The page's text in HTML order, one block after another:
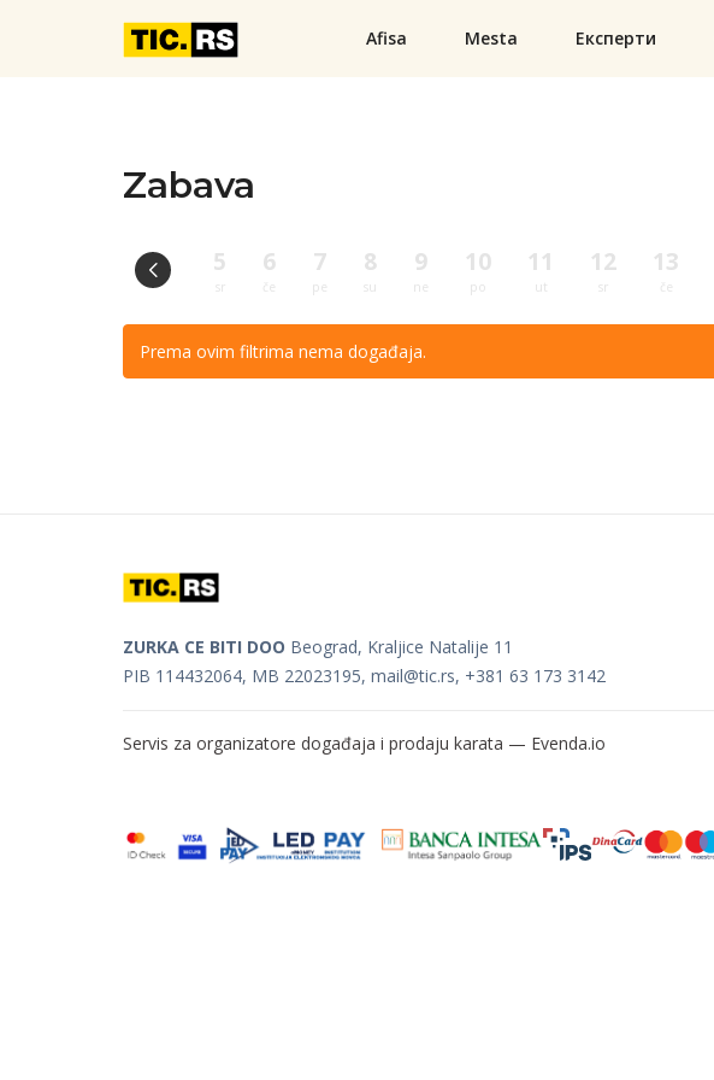
Afisa Mesta Експерти
Zabava
5
sr
6
če
7
pe
8
su
9
ne
10
po
11
ut
12
sr
13
če
Prema ovim filtrima nema događaja.
ZURKA CE BITI DOO Beograd, Kraljice Natalije 11
PIB 114432064, MB 22023195, mail@tic.rs, +381 63 173 3142
Servis za organizatore događaja i prodaju karata — Evenda.io